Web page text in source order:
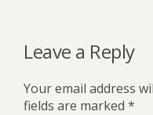
Leave a Reply
Your email address
fields are marked *